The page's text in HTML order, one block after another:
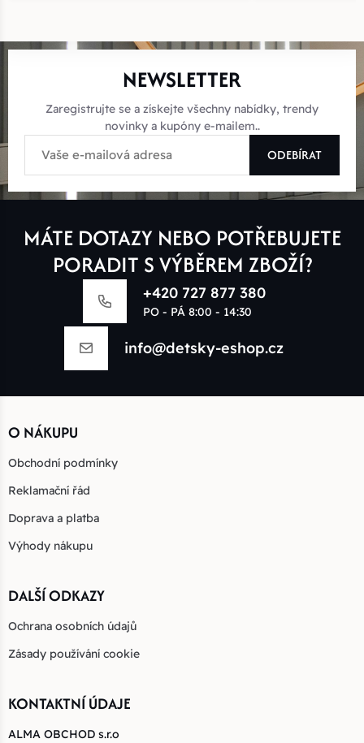
NEWSLETTER
Zaregistrujte se a získejte všechny nabídky, trendy
novinky a kupóny e-mailem..
ODEBÍRAT
MÁTE DOTAZY NEBO POTŘEBUJETE
PORADIT S VÝBĚREM ZBOŽÍ?
+420 727 877 380
PO - PÁ 8:00 - 14:30
info@detsky-eshop.cz
O NÁKUPU
Obchodní podmínky
Reklamační řád
Doprava a platba
Výhody nákupu
DALŠÍ ODKAZY
Ochrana osobních údajů
Zásady používání cookie
KONTAKTNÍ ÚDAJE
ALMA OBCHOD s.r.o